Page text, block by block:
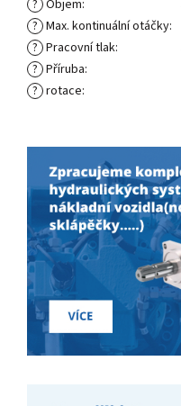
? Objem:
? Max. kontinuální otáčky:
? Pracovní tlak:
? Příruba:
? rotace: